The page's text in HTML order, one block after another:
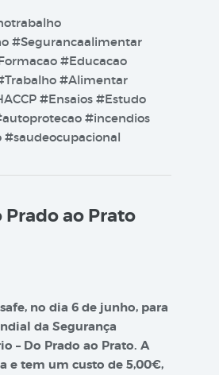
#Segurancaalimentar
#Educacao
#Alimentar
#Ensaios #Estudo
#incendios
Prado ao Prato
no dia 6 de junho, para
da Segurança
– Do Prado ao Prato. A
e tem um custo de 5,00€,